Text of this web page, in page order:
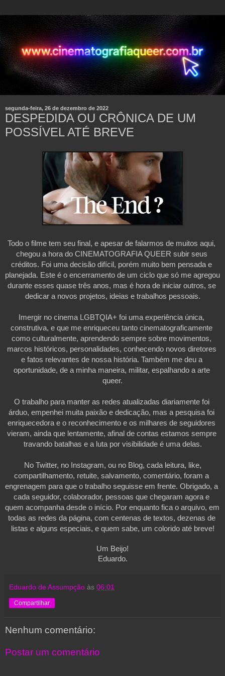
segunda-feira, 26 de dezembro de 2022
DESPEDIDA OU CRÔNICA DE UM
POSSÍVEL ATÉ BREVE
Todo o filme tem seu final, e apesar de falarmos de muitos aqui,
chegou a hora do CINEMATOGRAFIA QUEER subir seus
créditos. Foi uma decisão difícil, porém muito bem pensada e
planejada. Este é o encerramento de um ciclo que só me agregou
durante esses quase três anos, mas é hora de iniciar outros, se
dedicar a novos projetos, ideias e trabalhos pessoais.
Imergir no cinema LGBTQIA+ foi uma experiência única,
construtiva, e que me enriqueceu tanto cinematograficamente
como culturalmente, aprendendo sempre sobre movimentos,
marcos históricos, personalidades, conhecendo novos diretores
e fatos relevantes de nossa história. Também me deu a
oportunidade, de a minha maneira, militar, espalhando a arte
queer.
O trabalho para manter as redes atualizadas diariamente foi
árduo, empenhei muita paixão e dedicação, mas a pesquisa foi
enriquecedora e o reconhecimento e os milhares de seguidores
vieram, ainda que lentamente, afinal de contas estamos sempre
travando batalhas e a luta por visibilidade é uma delas.
compartilhamento, retuite, salvamento, comentário, foram a
engrenagem para que o trabalho seguisse em frente. Obrigado, a
cada seguidor, colaborador, pessoas que chegaram agora e
quem acompanha desde o início. Por enquanto fica o arquivo, em
todas as redes da página, com centenas de textos, dezenas de
listas e alguns especiais, e quem sabe, um colorido até breve!
Um Beijo!
Eduardo.
Eduardo de Assumpção às 06:01
Compartilhar
Nenhum comentário:
Postar um comentário